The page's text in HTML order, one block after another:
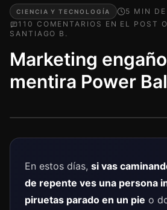
CIENCIA Y TECNOLOGÍA 5 MIN
110 COMENTARIO S EN EL POST
SANTIAGO B.
Marketing
mentira Power
En estos días, si vas
de repente ves una persona
piruetas parado en un pie o